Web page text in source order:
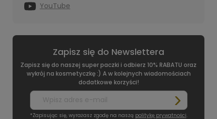
YouTube
Zapisz się do Newslettera
Zapisz się do naszej super paczki i odbierz 10% RABATU oraz
wykrój na kosmetyczkę :) A w kolejnych wiadomościach
dodatkowe korzyści!
*Zapisując się, wyrażasz zgodę na naszą politykę prywatności.